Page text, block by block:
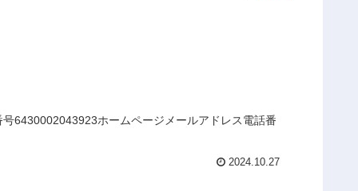
6430002043923ホームページメールアドレス電話番
2024.10.27